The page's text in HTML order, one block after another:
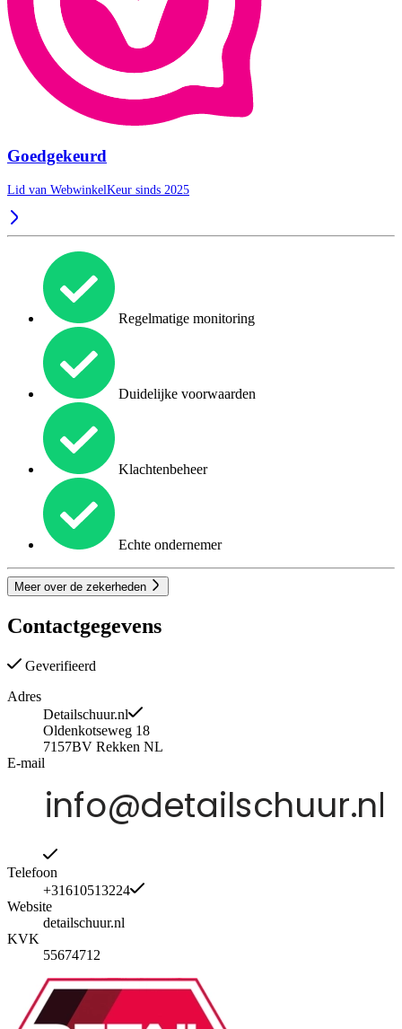
Goedgekeurd
Lid van WebwinkelKeur sinds 2025
Regelmatige monitoring
Duidelijke voorwaarden
Klachtenbeheer
Echte ondernemer
Meer over de zekerheden
Contactgegevens
Geverifieerd
Adres
Detailschuur.nl
Oldenkotseweg 18
7157BV Rekken NL
E-mail
Telefoon
+31610513224
Website
detailschuur.nl
KVK
55674712